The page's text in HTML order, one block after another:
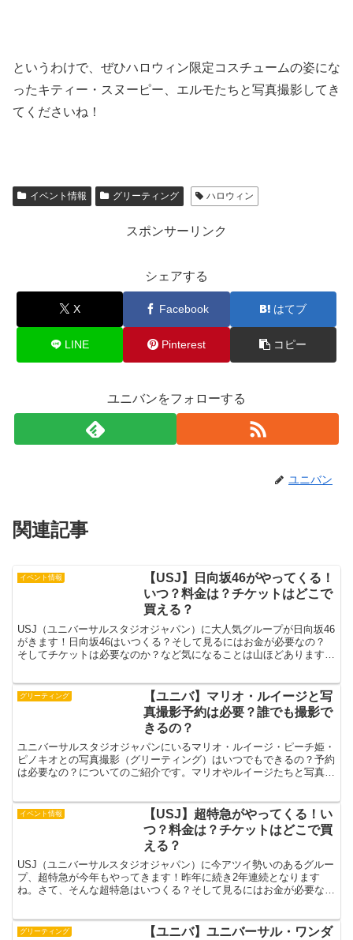
というわけで、ぜひハロウィン限定コスチュームの姿にな
ったキティー・スヌーピー、エルモたちと写真撮影してき
てくださいね！
イベント情報 グリーティング ハロウィン
スポンサーリンク
シェアする
X Facebook はてブ
LINE Pinterest コピー
ユニバンをフォローする
ユニバン
関連記事
イベント情報
【USJ】日向坂46がやってくる！
いつ？料金は？チケットはどこで
買える？
USJ（ユニバーサルスタジオジャパン）に大人気グループが日向坂46
がきます！日向坂46はいつくる？そして見るにはお金が必要なの？
そしてチケットは必要なのか？など気になることは山ほどあります
グリーティング
【ユニバ】マリオ・ルイージと写
真撮影予約は必要？誰でも撮影で
きるの？
ユニバーサルスタジオジャパンにいるマリオ・ルイージ・ピーチ姫・
ピノキオとの写真撮影（グリーティング）はいつでもできるの？予約
は必要なの？についてのご紹介です。マリオやルイージたちと写真が
イベント情報
【USJ】超特急がやってくる！い
つ？料金は？チケットはどこで買
える？
USJ（ユニバーサルスタジオジャパン）に今アツイ勢いのあるグルー
プ、超特急が今年もやってきます！昨年に続き2年連続となります
ね。さて、そんな超特急はいつくる？そして見るにはお金が必要な
グリーティング
【ユニバ】ユニバーサル・ワンダ